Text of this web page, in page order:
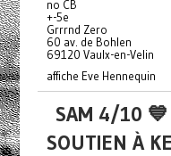
no CB
+-5e
Grrrnd Zero
60 av. de Bohlen
69120 Vaulx-en-Velin
affiche Eve Hennequin
SAM 4/10 💙
SOUTIEN À